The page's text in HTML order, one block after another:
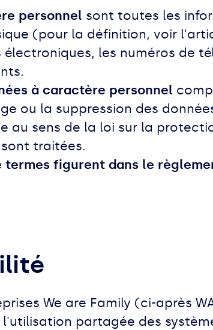
personnel sont toutes les
(pour la définition, voir
électroniques, les numéros de
à caractère personnel
ou la suppression des
au sens de la loi sur la
traitées.
termes figurent dans le
We are Family (ci-après
partagée des